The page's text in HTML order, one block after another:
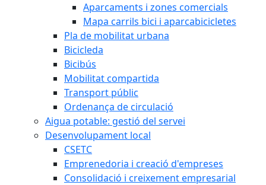
Aparcaments i zones comercials
Mapa carrils bici i aparcabicicletes
Pla de mobilitat urbana
Bicicleda
Bicibús
Mobilitat compartida
Transport públic
Ordenança de circulació
Aigua potable: gestió del servei
Desenvolupament local
CSETC
Emprenedoria i creació d'empreses
Consolidació i creixement empresarial